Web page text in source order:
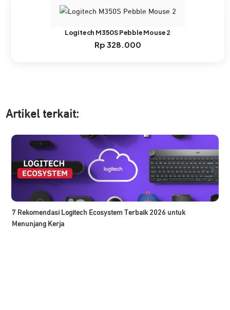
Logitech M350S Pebble Mouse 2
Rp 328.000
Artikel terkait:
7 Rekomendasi Logitech Ecosystem Terbaik 2026 untuk
Menunjang Kerja